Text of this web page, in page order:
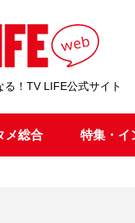
！TV LIFE公式サイト
メ総合 特集・イ